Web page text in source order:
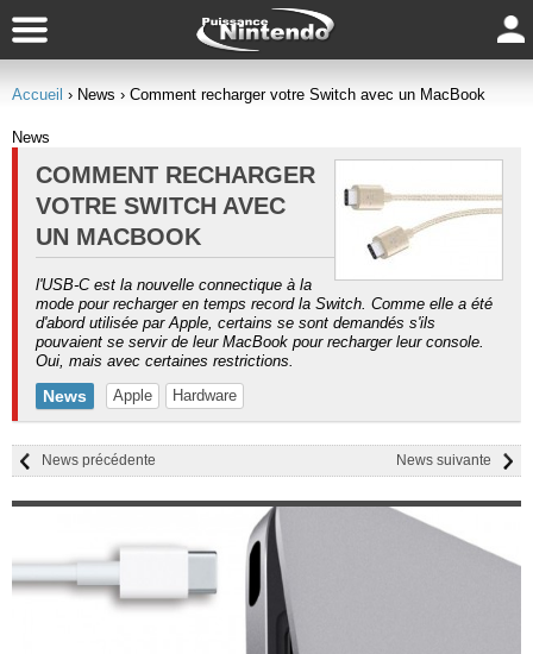
Accueil › News › Comment recharger votre Switch avec un MacBook
News
COMMENT RECHARGER
VOTRE SWITCH AVEC
UN MACBOOK
l'USB-C est la nouvelle connectique à la
mode pour recharger en temps record la Switch. Comme elle a été
d'abord utilisée par Apple, certains se sont demandés s'ils
pouvaient se servir de leur MacBook pour recharger leur console.
Oui, mais avec certaines restrictions.
News Apple Hardware
News suivante
News précédente